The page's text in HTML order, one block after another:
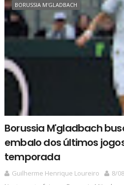
BORUSSIA M'GLADBACH
Borussia M'gladbach
embalo dos últimos
temporada
Guilherme Henrique Loureiro
8/